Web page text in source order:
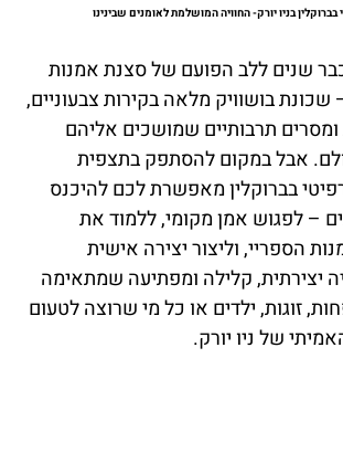
בברוקלין בניו יורק- החוויה המושלמת לאומנים שבינינו
שנים ללב הפועם של סצנת אמנות
שכונת בושוויק מלאה בקירות צבעוניים,
תרבותיים שמושכים אליהם
אבל במקום להסתפק בתצפית
בברוקלין מאפשרת לכם להיכנס
– לפגוש אמן מקומי, ללמוד את
הספריי, וליצור יצירה אישית
יצירתית, קלילה ומפתיעה שמתאימה
זוגות, ילדים או כל מי שרוצה לטעום
של ניו יורק.